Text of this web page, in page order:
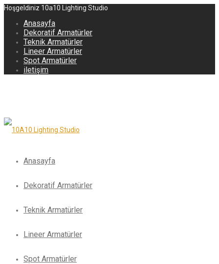
Hoşgeldiniz 10a10 Lighting Studio
Anasayfa
Dekoratif Armatürler
Teknik Armatürler
Lineer Armatürler
Spot Armatürler
iletişim
Anasayfa
Dekoratif Armatürler
Teknik Armatürler
Lineer Armatürler
Spot Armatürler